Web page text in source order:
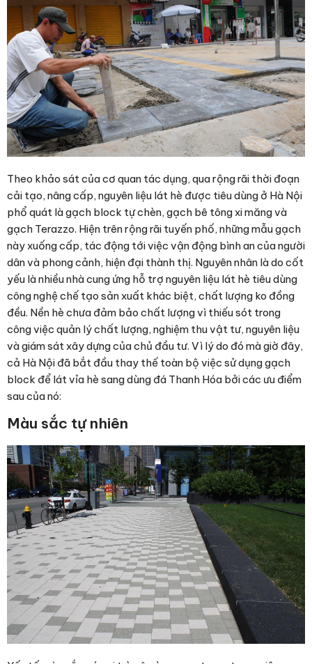
Theo khảo sát của cơ quan tác dụng, qua rộng rãi thời đoạn
cải tạo, nâng cấp, nguyên liệu lát hè được tiêu dùng ở Hà Nội
phổ quát là gạch block tự chèn, gạch bê tông xi măng và
gạch Terazzo. Hiện trên rộng rãi tuyến phố, những mẫu gạch
này xuống cấp, tác động tới việc vận động bình an của người
dân và phong cảnh, hiện đại thành thị. Nguyên nhân là do cốt
yếu là nhiều nhà cung ứng hỗ trợ nguyên liệu lát hè tiêu dùng
công nghệ chế tạo sản xuất khác biệt, chất lượng ko đồng
đều. Nền hè chưa đảm bảo chất lượng vì thiếu sót trong
công việc quản lý chất lượng, nghiệm thu vật tư, nguyên liệu
và giám sát xây dựng của chủ đầu tư. Vì lý do đó mà giờ đây,
cả Hà Nội đã bắt đầu thay thế toàn bộ việc sử dụng gạch
block để lát vỉa hè sang dùng đá Thanh Hóa bởi các ưu điểm
sau của nó:
Màu sắc tự nhiên